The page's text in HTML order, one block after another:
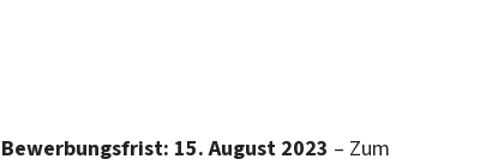
Bewerbungsfrist: 15. August 2023 – Zum